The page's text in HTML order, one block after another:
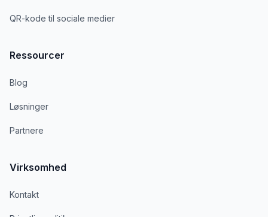
QR-kode til sociale medier
Ressourcer
Blog
Løsninger
Partnere
Virksomhed
Kontakt